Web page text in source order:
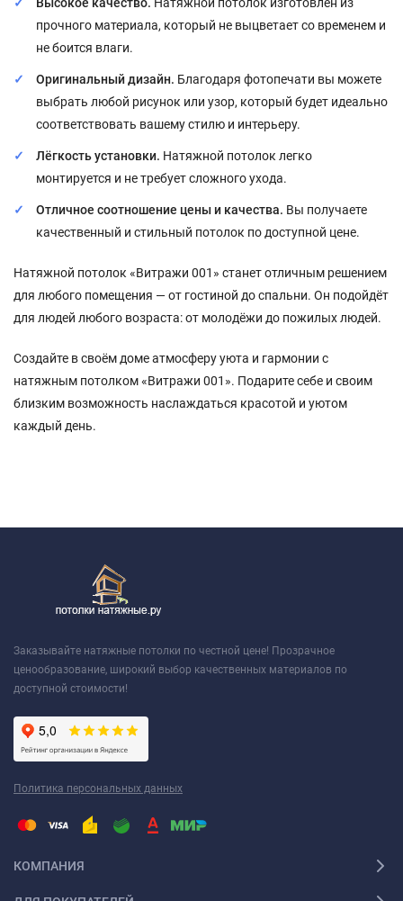
прочного материала, который не выцветает со временем и
не боится влаги.
Оригинальный дизайн. Благодаря фотопечати вы можете
выбрать любой рисунок или узор, который будет идеально
соответствовать вашему стилю и интерьеру.
Лёгкость установки. Натяжной потолок легко
монтируется и не требует сложного ухода.
Отличное соотношение цены и качества. Вы получаете
качественный и стильный потолок по доступной цене.
Натяжной потолок «Витражи 001» станет отличным решением
для любого помещения — от гостиной до спальни. Он подойдёт
для людей любого возраста: от молодёжи до пожилых людей.
Создайте в своём доме атмосферу уюта и гармонии с
натяжным потолком «Витражи 001». Подарите себе и своим
близким возможность наслаждаться красотой и уютом
каждый день.
Заказывайте натяжные потолки по честной цене! Прозрачное
ценообразование, широкий выбор качественных материалов по
доступной стоимости!
Политика персональных данных
КОМПАНИЯ